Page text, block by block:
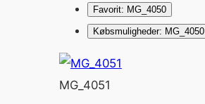
Favorit: MG_4050
Købsmuligheder: MG_4050
MG_4051